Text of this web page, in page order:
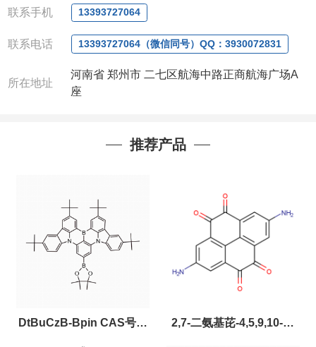
微信 :13393727064
联系人: 沈晓东(欢迎致电
联系手机 13393727064
联系电话 13393727064（微信同号）QQ：3930072831
所在地址
河南省 郑州市 二七区航海中路正商航海广场A
座
推荐产品
DtBuCzB-Bpin CAS号： 2,7-二氨基芘-4,5,9,10-四